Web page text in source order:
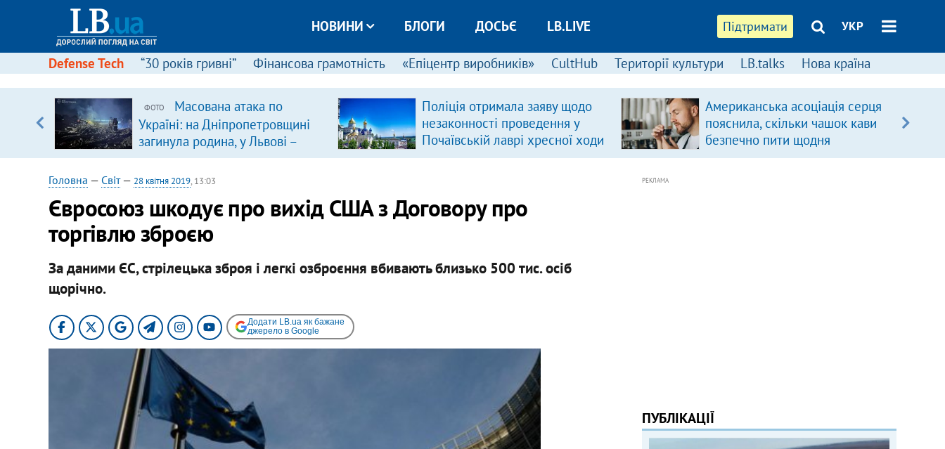
Підтримати УКР
НОВИНИ БЛОГИ ДОСЬЄ LB.LIVE
Defense Tech “30 років гривні” Фінансова грамотність «Епіцентр виробників» CultHub Території культури LB.talks Нова країна
ФОТО
Масована атака по
Україні: на Дніпропетровщині
загинула родина, у Львові –
удар по багатоповерхівках
(доповнюється)
Поліція отримала заяву щодо
незаконності проведення у
Почаївській лаврі хресної ходи
Американська асоціація серця
пояснила, скільки чашок кави
безпечно пити щодня
Головна — Світ— 28 квітня 2019, 13:03
Євросоюз шкодує про вихід США з Договору про
торгівлю зброєю
За даними ЄС, стрілецька зброя і легкі озброєння вбивають близько 500 тис. осіб
щорічно.
Додати LB.ua як бажане
джерело в Google
РЕКЛАМА
ПУБЛІКАЦІЇ